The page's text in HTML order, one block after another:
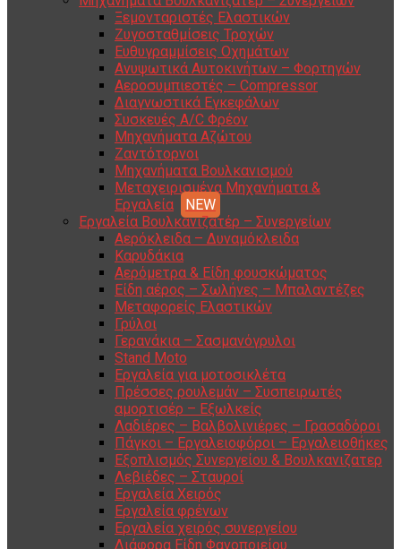
Ξεμονταριστές Ελαστικών
Ζυγοσταθμίσεις Τροχών
Ευθυγραμμίσεις Οχημάτων
Ανυψωτικά Αυτοκινήτων – Φορτηγών
Αεροσυμπιεστές – Compressor
Διαγνωστικά Εγκεφάλων
Συσκευές A/C Φρέον
Μηχανήματα Αζώτου
Ζαντότορνοι
Μηχανήματα Βουλκανισμού
Μεταχειρισμένα Μηχανήματα &
Εργαλεία
Εργαλεία Βουλκανιζατέρ – Συνεργείων
Αερόκλειδα – Δυναμόκλειδα
Καρυδάκια
Αερόμετρα & Είδη φουσκώματος
Είδη αέρος – Σωλήνες – Μπαλαντέζες
Μεταφορείς Ελαστικών
Γρύλοι
Γερανάκια – Σασμανόγρυλοι
Stand Moto
Εργαλεία για μοτοσικλέτα
Πρέσσες ρουλεμάν – Συσπειρωτές
αμορτισέρ – Εξωλκείς
Λαδιέρες – Βαλβολινιέρες – Γρασαδόροι
Πάγκοι – Εργαλειοφόροι – Εργαλειοθήκες
Εξοπλισμός Συνεργείου & Βουλκανιζατερ
Λεβιέδες – Σταυροί
Εργαλεία Χειρός
Εργαλεία φρένων
Εργαλεία χειρός συνεργείου
Διάφορα Είδη Φανοποιείου